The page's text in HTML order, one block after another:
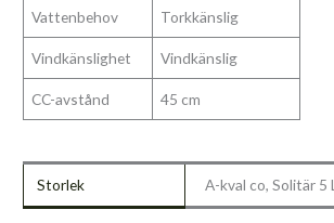
Vattenbehov Torkkänslig
Vindkänslighet Vindkänslig
CC-avstånd 45 cm
Storlek A-kval co, Solitär 5 L